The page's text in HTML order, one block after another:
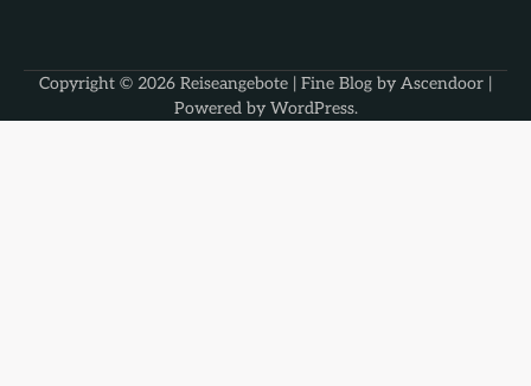
Copyright © 2026 Reiseangebote | Fine Blog by Ascendoor |
Powered by WordPress.